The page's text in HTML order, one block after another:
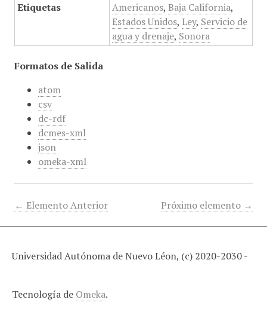
Etiquetas Americanos, Baja California,
Estados Unidos, Ley, Servicio de
agua y drenaje, Sonora
Formatos de Salida
atom
csv
dc-rdf
dcmes-xml
json
omeka-xml
← Elemento Anterior Próximo elemento →
Universidad Autónoma de Nuevo Léon, (c) 2020-2030 -
Tecnología de Omeka.